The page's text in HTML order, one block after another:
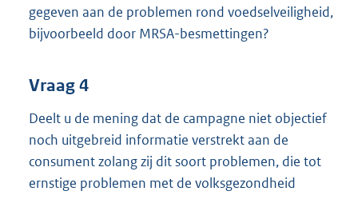
gegeven aan de problemen rond voedselveiligheid,
bijvoorbeeld door MRSA-besmettingen?
Vraag 4
Deelt u de mening dat de campagne niet objectief
noch uitgebreid informatie verstrekt aan de
consument zolang zij dit soort problemen, die tot
ernstige problemen met de volksgezondheid